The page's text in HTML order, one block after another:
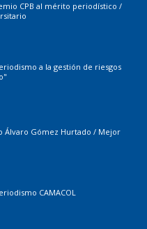
CPB al mérito periodístico /
a la gestión de riesgos
Álvaro Gómez Hurtado / Mejor
CAMACOL